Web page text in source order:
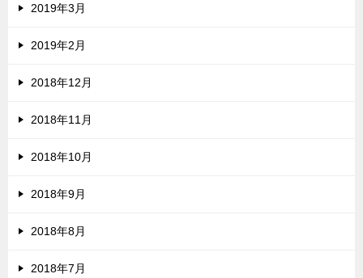
2019年3月
2019年2月
2018年12月
2018年11月
2018年10月
2018年9月
2018年8月
2018年7月